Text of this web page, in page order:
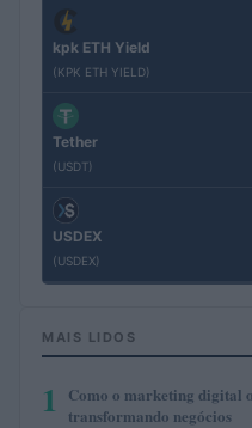
kpk ETH Yield
(KPK ETH YIELD)
Tether
(USDT)
USDEX
(USDEX)
MAIS LIDOS
1
Como o marketing digital
transformando negócios